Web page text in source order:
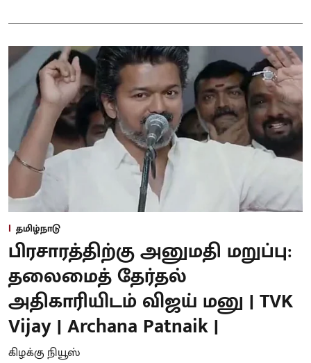
தமிழ்நாடு
பிரசாரத்திற்கு அனுமதி மறுப்பு:
தலைமைத் தேர்தல்
அதிகாரியிடம் விஜய் மனு | TVK
Vijay | Archana Patnaik |
கிழக்கு நியூஸ்